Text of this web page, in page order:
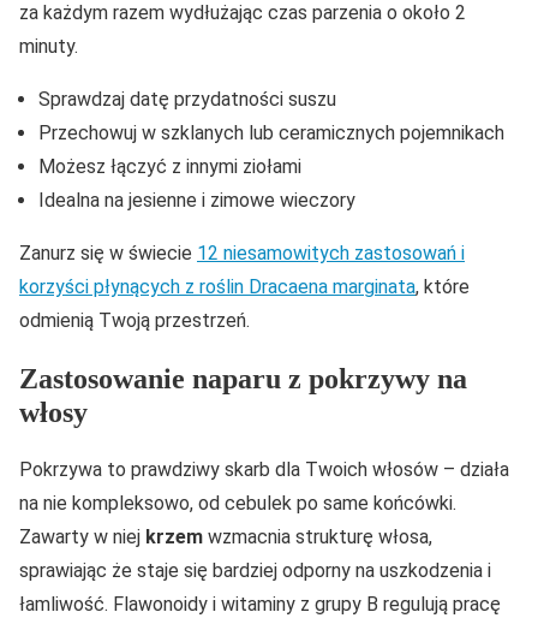
za każdym razem wydłużając czas parzenia o około 2
minuty.
Sprawdzaj datę przydatności suszu
Przechowuj w szklanych lub ceramicznych pojemnikach
Możesz łączyć z innymi ziołami
Idealna na jesienne i zimowe wieczory
Zanurz się w świecie 12 niesamowitych zastosowań i
korzyści płynących z roślin Dracaena marginata, które
odmienią Twoją przestrzeń.
Zastosowanie naparu z pokrzywy na
włosy
Pokrzywa to prawdziwy skarb dla Twoich włosów – działa
na nie kompleksowo, od cebulek po same końcówki.
Zawarty w niej krzem wzmacnia strukturę włosa,
sprawiając że staje się bardziej odporny na uszkodzenia i
łamliwość. Flawonoidy i witaminy z grupy B regulują pracę